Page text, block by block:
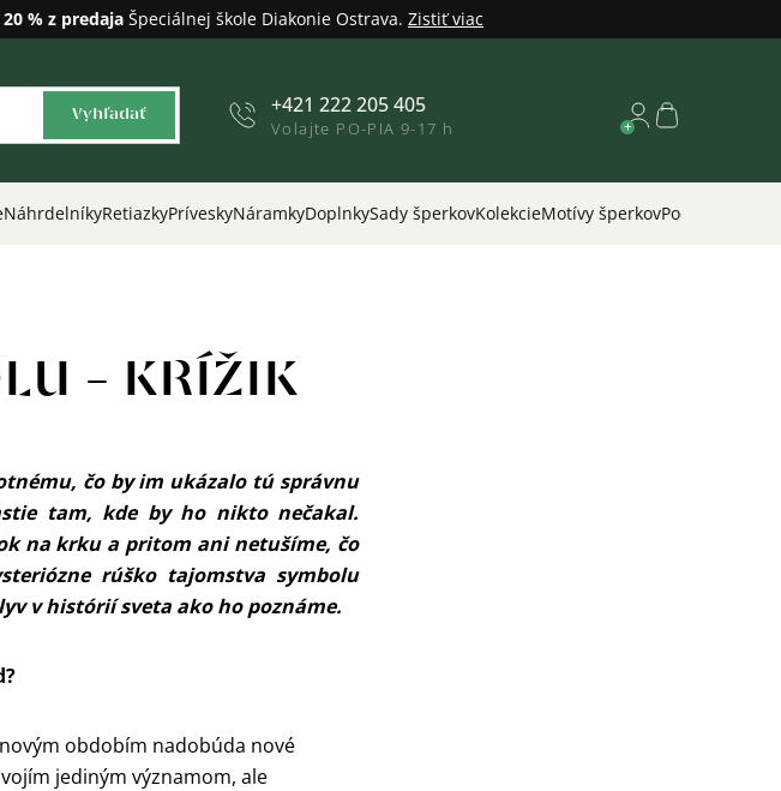
20 % z predaja Špeciálnej škole Diakonie Ostrava. Zistiť viac
Vyhľadať +421 222 205 405
Volajte PO-PIA 9-17 h
Nákupný
NáhrdelníkyRetiazkyPríveskyNáramkyDoplnkySady šperkovKolekcieMotívy šperkovPodľa
– KRÍŽIK
čo by im ukázalo tú správnu
tam, kde by ho nikto nečakal.
na krku a pritom ani netušíme, čo
rúško tajomstva symbolu
v histórií sveta ako ho poznáme.
obdobím nadobúda nové
jediným významom, ale